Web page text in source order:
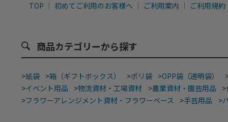
TOP 初めてご利用のお客様へ ご利用案内 ご利用規約
商品カテゴリーから探す
>紙袋 >箱（ギフトボックス） >ポリ袋 >OPP袋（透明袋）
>イベント用品 >物流資材・工場資材 >農業資材・園芸用品 >
>フラワーアレンジメント資材・フラワーベース >手芸用品 >